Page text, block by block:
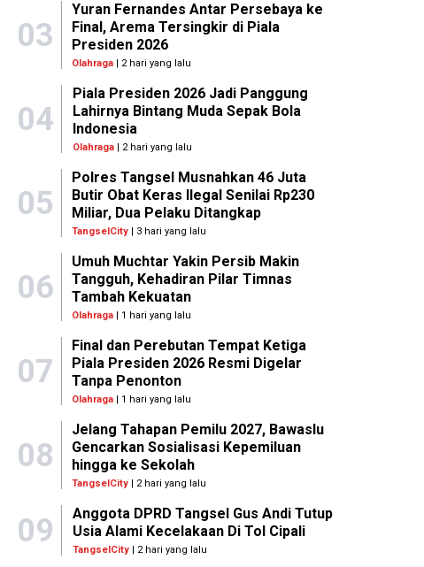
03
Yuran Fernandes Antar Persebaya ke
Final, Arema Tersingkir di Piala
Presiden 2026
Olahraga | 2 hari yang lalu
04
Piala Presiden 2026 Jadi Panggung
Lahirnya Bintang Muda Sepak Bola
Indonesia
Olahraga| 2 hari yang lalu
05
Polres Tangsel Musnahkan 46 Juta
Butir Obat Keras Ilegal Senilai Rp230
Miliar, Dua Pelaku Ditangkap
TangselCity | 3 hari yang lalu
06
Umuh Muchtar Yakin Persib Makin
Tangguh, Kehadiran Pilar Timnas
Tambah Kekuatan
Olahraga | 1 hari yang lalu
07
Final dan Perebutan Tempat Ketiga
Piala Presiden 2026 Resmi Digelar
Tanpa Penonton
Olahraga | 1 hari yang lalu
08
Jelang Tahapan Pemilu 2027, Bawaslu
Gencarkan Sosialisasi Kepemiluan
hingga ke Sekolah
TangselCity | 2 hari yang lalu
09
Anggota DPRD Tangsel Gus Andi Tutup
Usia Alami Kecelakaan Di Tol Cipali
TangselCity| 2 hari yang lalu